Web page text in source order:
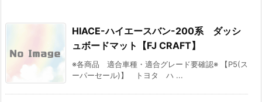
HIACE-ハイエースバン-200系 ダッシ
ュボードマット【FJ CRAFT】
※各商品 適合車種・適合グレード要確認※ 【P5(ス
ーパーセール)】 トヨタ ハ ...